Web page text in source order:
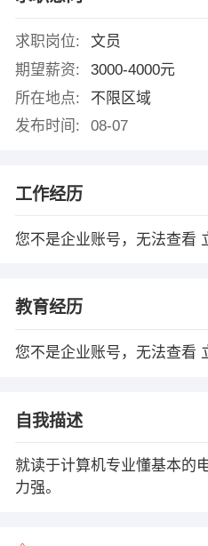
求职岗位:
文员
期望薪资:
3000-4000元
所在地点:
不限区域
发布时间:
08-07
工作经历
您不是企业账号，无法查看
教育经历
您不是企业账号，无法查看
自我描述
就读于计算机专业懂基本的
力强。